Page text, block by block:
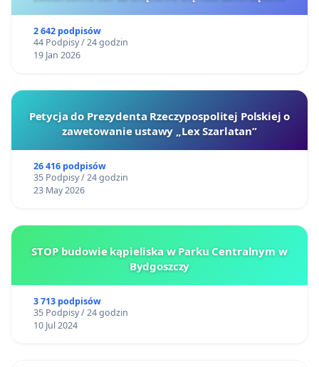
2 642 podpisów
44 Podpisy / 24 godzin
19 Jan 2026
Petycja do Prezydenta Rzeczypospolitej Polskiej o
zawetowanie ustawy „Lex Szarlatan”
26 416 podpisów
35 Podpisy / 24 godzin
23 May 2026
STOP budowie kąpieliska w Parku Centralnym w
Bydgoszczy
3 713 podpisów
35 Podpisy / 24 godzin
10 Jul 2024